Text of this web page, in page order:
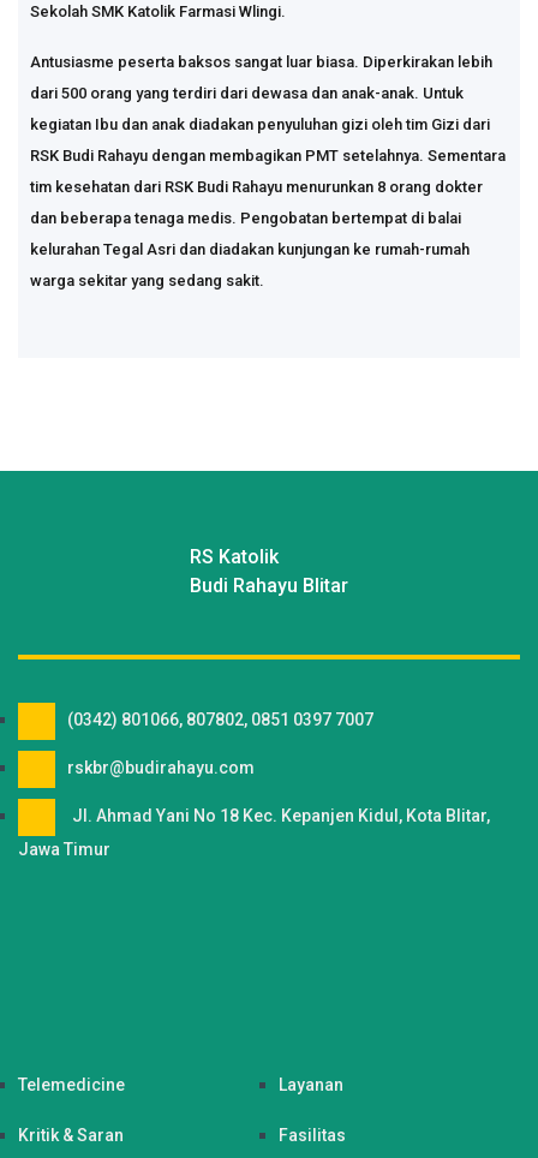
Sekolah SMK Katolik Farmasi Wlingi.
Antusiasme peserta baksos sangat luar biasa. Diperkirakan lebih
dari 500 orang yang terdiri dari dewasa dan anak-anak. Untuk
kegiatan Ibu dan anak diadakan penyuluhan gizi oleh tim Gizi dari
RSK Budi Rahayu dengan membagikan PMT setelahnya. Sementara
tim kesehatan dari RSK Budi Rahayu menurunkan 8 orang dokter
dan beberapa tenaga medis. Pengobatan bertempat di balai
kelurahan Tegal Asri dan diadakan kunjungan ke rumah-rumah
warga sekitar yang sedang sakit.
RS Katolik
Budi Rahayu Blitar
(0342) 801066, 807802, 0851 0397 7007
rskbr@budirahayu.com
Jl. Ahmad Yani No 18 Kec. Kepanjen Kidul, Kota Blitar,
Jawa Timur
Telemedicine
Kritik & Saran
Layanan
Fasilitas